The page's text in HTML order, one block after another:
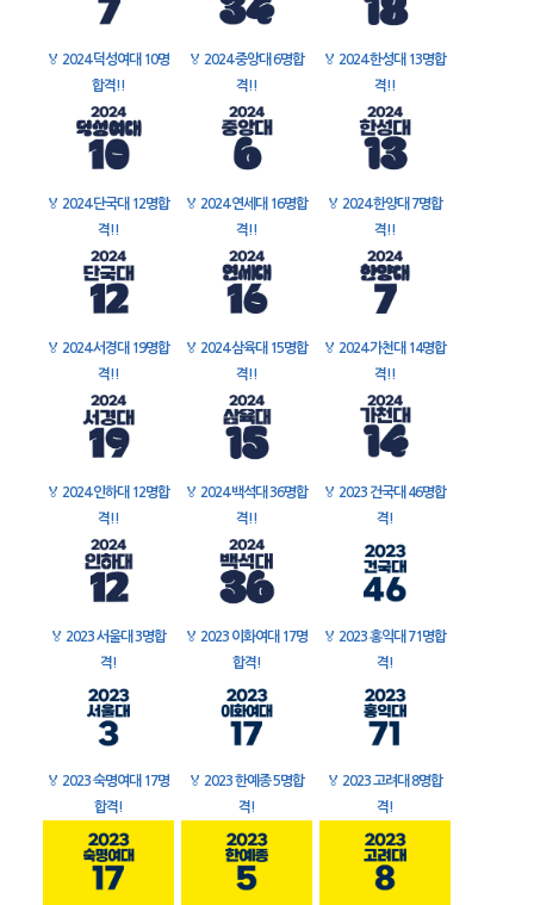
🏅 2024 덕성여대 10명
합격!!
🏅 2024 중앙대 6명합
격!!
🏅 2024 한성대 13명합
격!!
🏅 2024 단국대 12명합
격!!
🏅 2024 연세대 16명합
격!!
🏅 2024 한양대 7명합
격!!
🏅 2024 서경대 19명합
격!!
🏅 2024 삼육대 15명합
격!!
🏅 2024 가천대 14명합
격!!
🏅 2024 인하대 12명합
격!!
🏅 2024 백석대 36명합
격!!
🏅 2023 건국대 46명합
격!
🏅 2023 서울대 3명합
격!
🏅 2023 이화여대 17명
합격!
🏅 2023 홍익대 71명합
격!
🏅 2023 숙명여대 17명
합격!
🏅 2023 한예종 5명합
격!
🏅 2023 고려대 8명합
격!